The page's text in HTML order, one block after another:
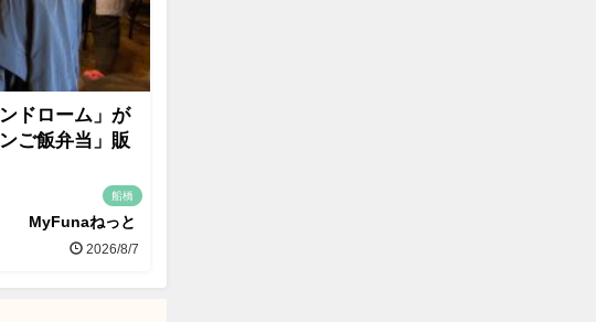
ドローム」が
ご飯弁当」販
船橋
MyFunaねっと
2026/8/7